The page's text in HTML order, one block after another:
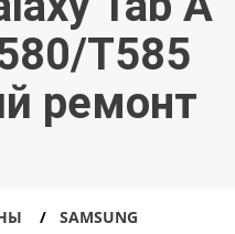
T585
ремонт
SAMSUNG